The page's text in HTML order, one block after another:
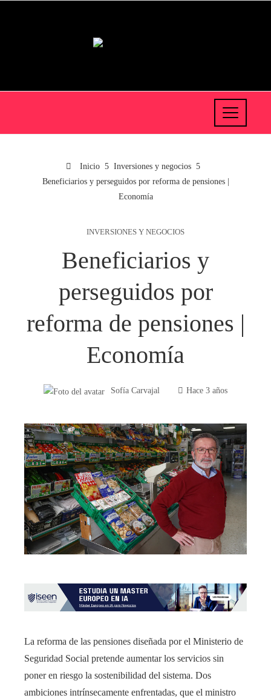
Inicio
Inversiones y negocios
Beneficiarios y perseguidos por reforma de pensiones |
Economía
INVERSIONES Y NEGOCIOS
Beneficiarios y
perseguidos por
reforma de pensiones |
Economía
Sofía Carvajal Hace 3 años
La reforma de las pensiones diseñada por el Ministerio de
Seguridad Social pretende aumentar los servicios sin
poner en riesgo la sostenibilidad del sistema. Dos
ambiciones intrínsecamente enfrentadas, que el ministro